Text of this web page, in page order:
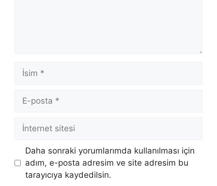
İsim
posta
İnternet
sitesi
Daha sonraki yorumlarımda kullanılması için
adım, e-posta adresim ve site adresim bu
tarayıcıya kaydedilsin.